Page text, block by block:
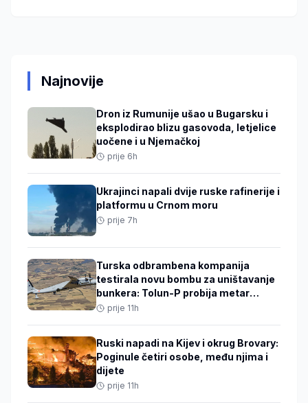
Najnovije
Dron iz Rumunije ušao u Bugarsku i
eksplodirao blizu gasovoda, letjelice
uočene i u Njemačkoj
prije 6h
Ukrajinci napali dvije ruske rafinerije i
platformu u Crnom moru
prije 7h
Turska odbrambena kompanija
testirala novu bombu za uništavanje
bunkera: Tolun-P probija metar
armiranog betona
prije 11h
Ruski napadi na Kijev i okrug Brovary:
Poginule četiri osobe, među njima i
dijete
prije 11h